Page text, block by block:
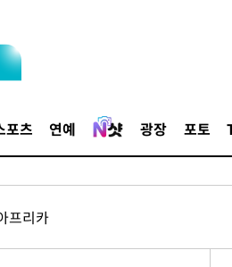
포츠 연예 광장 포토
프리카